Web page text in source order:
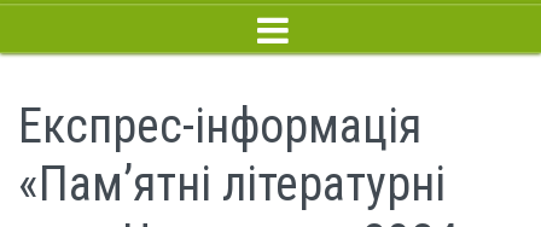
Експрес-інформація
«Пам’ятні літературні